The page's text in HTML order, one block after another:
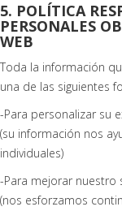
5. POLÍTICA
PERSONALES
WEB
Toda la información
una de las siguientes
-Para personalizar su
(su información nos
individuales)
-Para mejorar nuestro
(nos esforzamos